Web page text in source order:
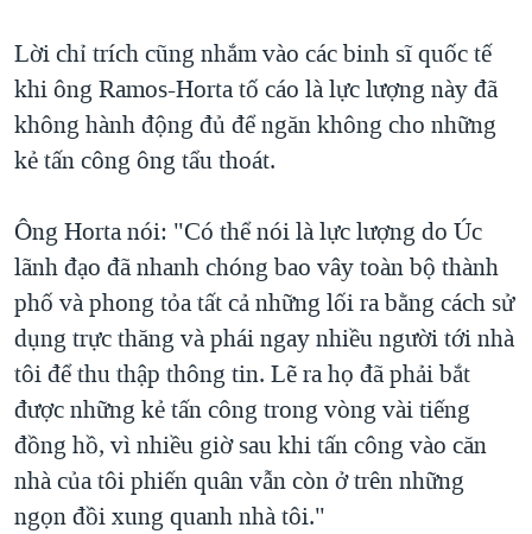
Lời chỉ trích cũng nhắm vào các binh sĩ quốc tế
khi ông Ramos-Horta tố cáo là lực lượng này đã
không hành động đủ để ngăn không cho những
kẻ tấn công ông tẩu thoát.
Ông Horta nói: "Có thể nói là lực lượng do Úc
lãnh đạo đã nhanh chóng bao vây toàn bộ thành
phố và phong tỏa tất cả những lối ra bằng cách sử
dụng trực thăng và phái ngay nhiều người tới nhà
tôi để thu thập thông tin. Lẽ ra họ đã phải bắt
được những kẻ tấn công trong vòng vài tiếng
đồng hồ, vì nhiều giờ sau khi tấn công vào căn
nhà của tôi phiến quân vẫn còn ở trên những
ngọn đồi xung quanh nhà tôi."